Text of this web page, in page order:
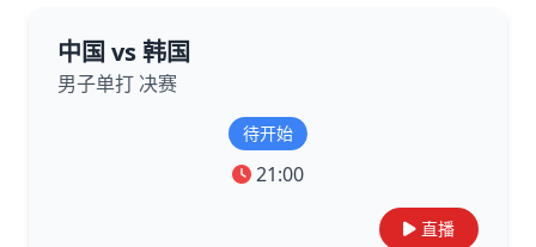
中国 vs 韩国
男子单打 决赛
待开始
21:00
直播